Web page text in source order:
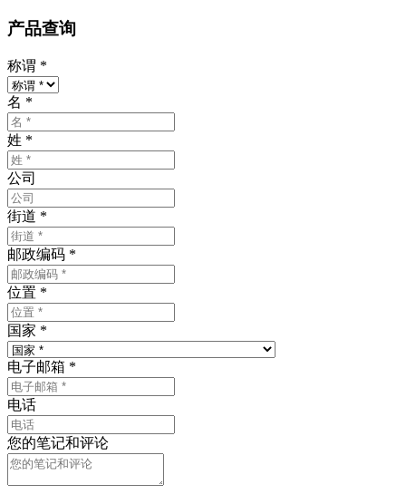
产品查询
称谓 *
名 *
姓 *
公司
街道 *
邮政编码 *
位置 *
国家 *
电子邮箱 *
电话
您的笔记和评论